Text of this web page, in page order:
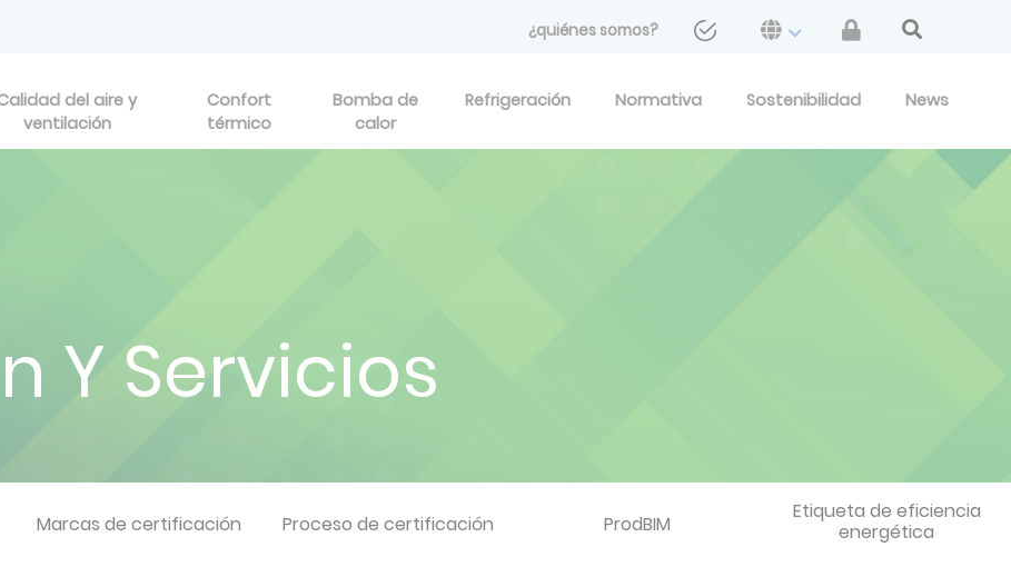
¿quiénes somos?
del aire y
ventilación
Confort
térmico
Bomba de
calor
Refrigeración Normativa Sostenibilidad News
Y Servicios
Marcas de certificación Proceso de certificación ProdBIM
Etiqueta de eficiencia
energética